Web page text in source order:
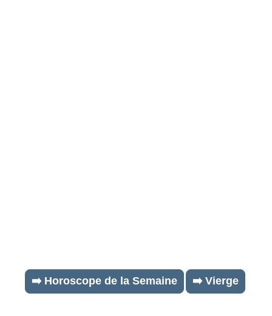
➡️ Horoscope de la Semaine ➡️ Vierge